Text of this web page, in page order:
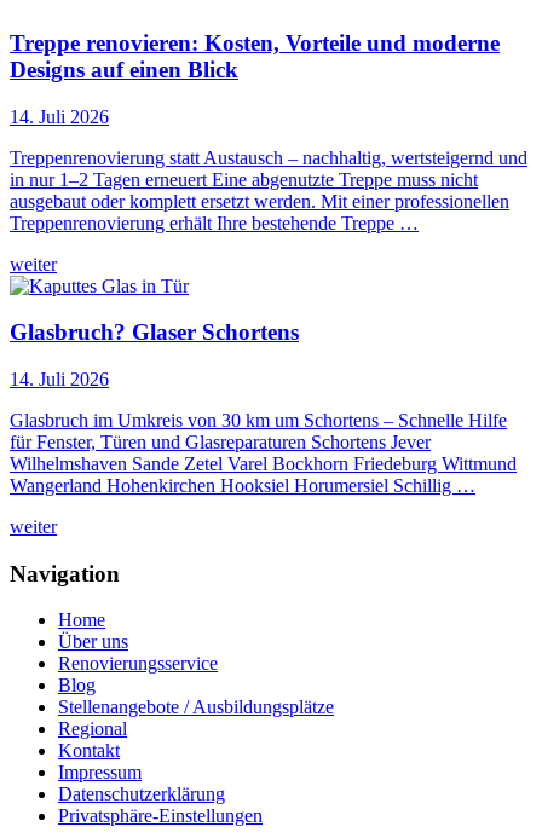
Treppe renovieren: Kosten, Vorteile und moderne
Designs auf einen Blick
14. Juli 2026
Treppenrenovierung statt Austausch – nachhaltig, wertsteigernd und
in nur 1–2 Tagen erneuert Eine abgenutzte Treppe muss nicht
ausgebaut oder komplett ersetzt werden. Mit einer professionellen
Treppenrenovierung erhält Ihre bestehende Treppe …
weiter
Glasbruch? Glaser Schortens
14. Juli 2026
Glasbruch im Umkreis von 30 km um Schortens – Schnelle Hilfe
für Fenster, Türen und Glasreparaturen Schortens Jever
Wilhelmshaven Sande Zetel Varel Bockhorn Friedeburg Wittmund
Wangerland Hohenkirchen Hooksiel Horumersiel Schillig …
weiter
Navigation
Home
Über uns
Renovierungsservice
Blog
Stellenangebote / Ausbildungsplätze
Regional
Kontakt
Impressum
Datenschutzerklärung
Privatsphäre-Einstellungen